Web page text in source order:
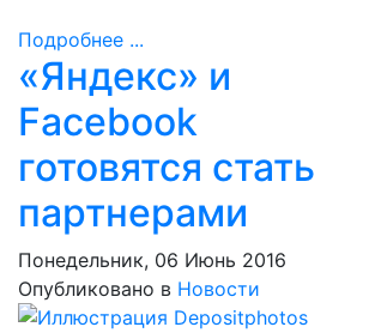
Подробнее ...
«Яндекс» и
Facebook
готовятся стать
партнерами
Понедельник, 06 Июнь 2016
Опубликовано в Новости